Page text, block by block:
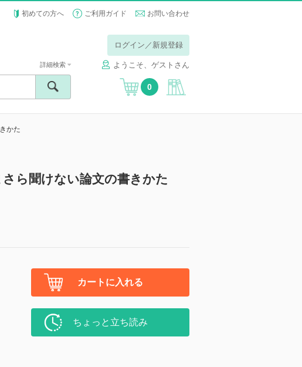
初めての方へ ご利用ガイド お問い合わせ
ログイン／新規登録
ようこそ、ゲストさん
詳細検索
0
かた
ら聞けない論文の書きかた
カートに入れる
ちょっと立ち読み